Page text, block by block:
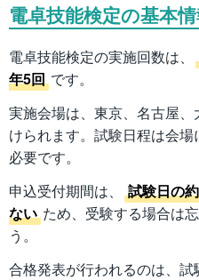
電卓技能検定の基本
電卓技能検定の実施回数は、
年5回 です。
実施会場は、東京、名古屋
けられます。試験日程は会
必要です。
申込受付期間は、
試験日の
ない ため、受験する場合は
う。
合格発表が行われるのは、試